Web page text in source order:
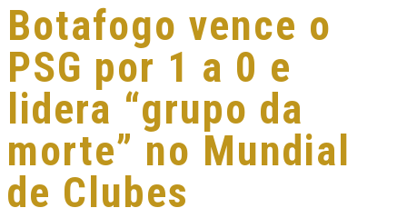
Botafogo vence o
PSG por 1 a 0 e
lidera “grupo da
morte” no Mundial
de Clubes